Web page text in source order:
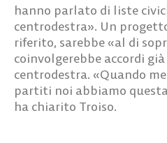
hanno parlato di liste
centrodestra». Un
riferito, sarebbe «al di
coinvolgerebbe accordi
centrodestra. «Quando
partiti noi abbiamo
ha chiarito Troiso.